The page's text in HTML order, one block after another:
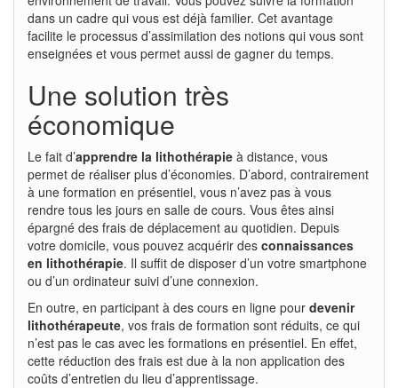
dans un cadre qui vous est déjà familier. Cet avantage
facilite le processus d’assimilation des notions qui vous sont
enseignées et vous permet aussi de gagner du temps.
Une solution très
économique
Le fait d’apprendre la lithothérapie à distance, vous
permet de réaliser plus d’économies. D’abord, contrairement
à une formation en présentiel, vous n’avez pas à vous
rendre tous les jours en salle de cours. Vous êtes ainsi
épargné des frais de déplacement au quotidien. Depuis
votre domicile, vous pouvez acquérir des connaissances
en lithothérapie. Il suffit de disposer d’un votre smartphone
ou d’un ordinateur suivi d’une connexion.
En outre, en participant à des cours en ligne pour devenir
lithothérapeute, vos frais de formation sont réduits, ce qui
n’est pas le cas avec les formations en présentiel. En effet,
cette réduction des frais est due à la non application des
coûts d’entretien du lieu d’apprentissage.